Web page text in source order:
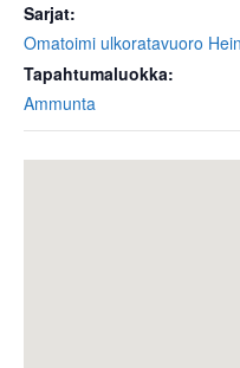
Sarjat:
Omatoimi ulkoratavuoro
Tapahtumaluokka:
Ammunta